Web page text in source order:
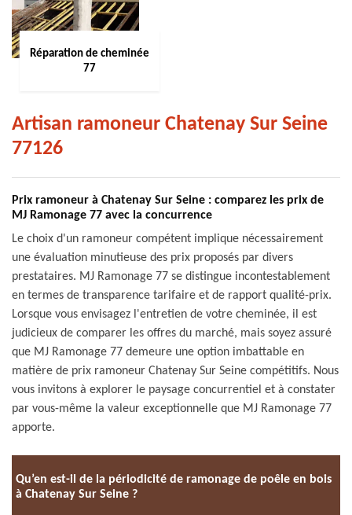
Réparation de cheminée
77
Artisan ramoneur Chatenay Sur Seine
77126
Prix ramoneur à Chatenay Sur Seine : comparez les prix de
MJ Ramonage 77 avec la concurrence
Le choix d'un ramoneur compétent implique nécessairement
une évaluation minutieuse des prix proposés par divers
prestataires. MJ Ramonage 77 se distingue incontestablement
en termes de transparence tarifaire et de rapport qualité-prix.
Lorsque vous envisagez l'entretien de votre cheminée, il est
judicieux de comparer les offres du marché, mais soyez assuré
que MJ Ramonage 77 demeure une option imbattable en
matière de prix ramoneur Chatenay Sur Seine compétitifs. Nous
vous invitons à explorer le paysage concurrentiel et à constater
par vous-même la valeur exceptionnelle que MJ Ramonage 77
apporte.
Qu’en est-il de la périodicité de ramonage de poêle en bois
à Chatenay Sur Seine ?